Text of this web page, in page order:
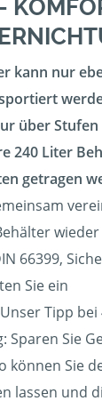
kann nur
über
240 Liter
getragen
66399,
Sie ein
Tipp bei
Sie
können Sie
lassen und